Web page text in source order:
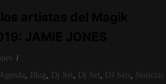
Agenda, Blog, Dj Set, Dj Set, DJ Sets, Noticias